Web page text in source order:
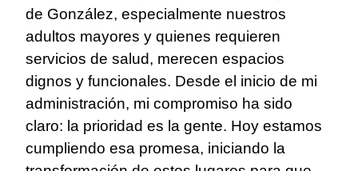
de González, especialmente nuestros
adultos mayores y quienes requieren
servicios de salud, merecen espacios
dignos y funcionales. Desde el inicio de mi
administración, mi compromiso ha sido
claro: la prioridad es la gente. Hoy estamos
cumpliendo esa promesa, iniciando la